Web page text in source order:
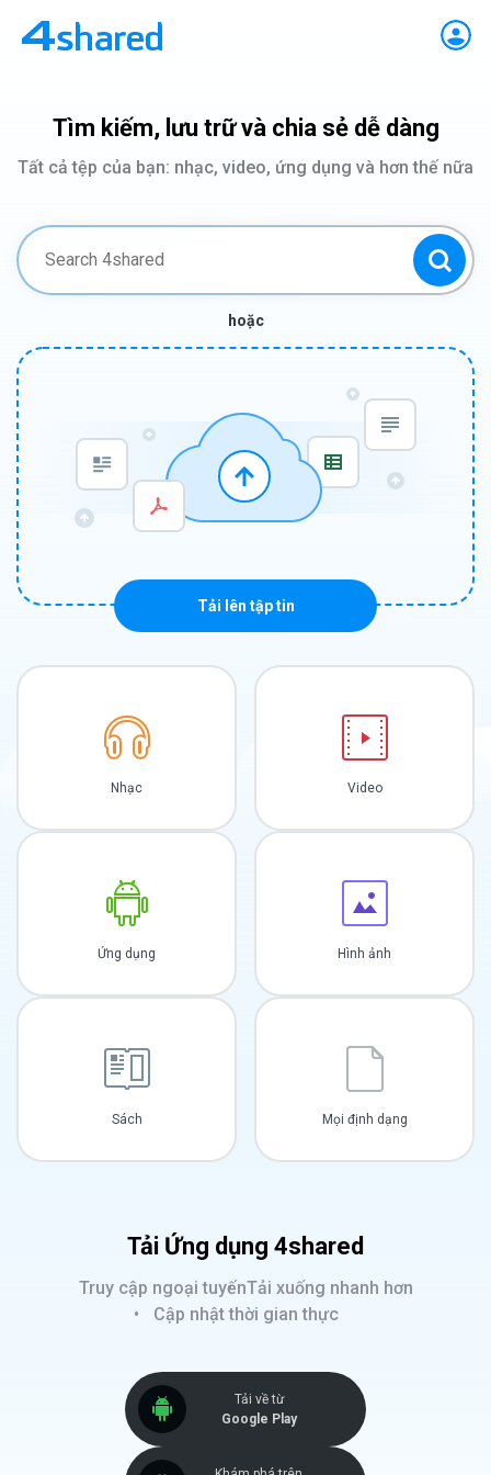
Tìm kiếm, lưu trữ và chia sẻ dễ dàng
Tất cả tệp của bạn: nhạc, video, ứng dụng và hơn thế nữa
hoặc
Tải lên tập tin
Nhạc Video
Ứng dụng Hình ảnh
Sách Mọi định dạng
Tải Ứng dụng 4shared
Truy cập ngoại tuyếnTải xuống nhanh hơn
Cập nhật thời gian thực
Tải về từ
Google Play